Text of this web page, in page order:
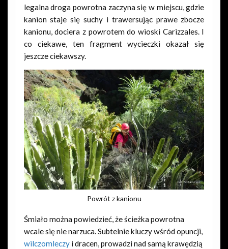
legalna droga powrotna zaczyna się w miejscu, gdzie
kanion staje się suchy i trawersując prawe zbocze
kanionu, dociera z powrotem do wioski Carizzales. I
co ciekawe, ten fragment wycieczki okazał się
jeszcze ciekawszy.
Powrót z kanionu
Śmiało można powiedzieć, że ścieżka powrotna
wcale się nie narzuca. Subtelnie kluczy wśród opuncji,
wilczomleczy i dracen, prowadzi nad samą krawędzią